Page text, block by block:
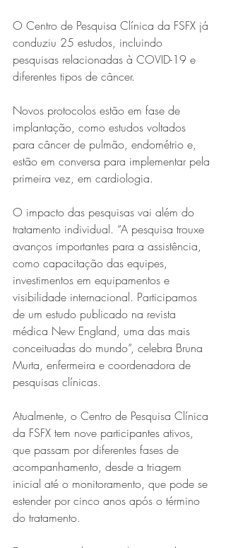
O Centro de Pesquisa Clínica da FSFX já
conduziu 25 estudos, incluindo
pesquisas relacionadas à COVID-19 e
diferentes tipos de câncer.
Novos protocolos estão em fase de
implantação, como estudos voltados
para câncer de pulmão, endométrio e,
estão em conversa para implementar pela
primeira vez, em cardiologia.
O impacto das pesquisas vai além do
tratamento individual. “A pesquisa trouxe
avanços importantes para a assistência,
como capacitação das equipes,
investimentos em equipamentos e
visibilidade internacional. Participamos
de um estudo publicado na revista
médica New England, uma das mais
conceituadas do mundo”, celebra Bruna
Murta, enfermeira e coordenadora de
pesquisas clínicas.
Atualmente, o Centro de Pesquisa Clínica
da FSFX tem nove participantes ativos,
que passam por diferentes fases de
acompanhamento, desde a triagem
inicial até o monitoramento, que pode se
estender por cinco anos após o término
do tratamento.